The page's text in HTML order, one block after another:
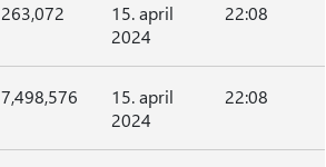
263,072
15. april
2024
22:08
7,498,576
15. april
2024
22:08